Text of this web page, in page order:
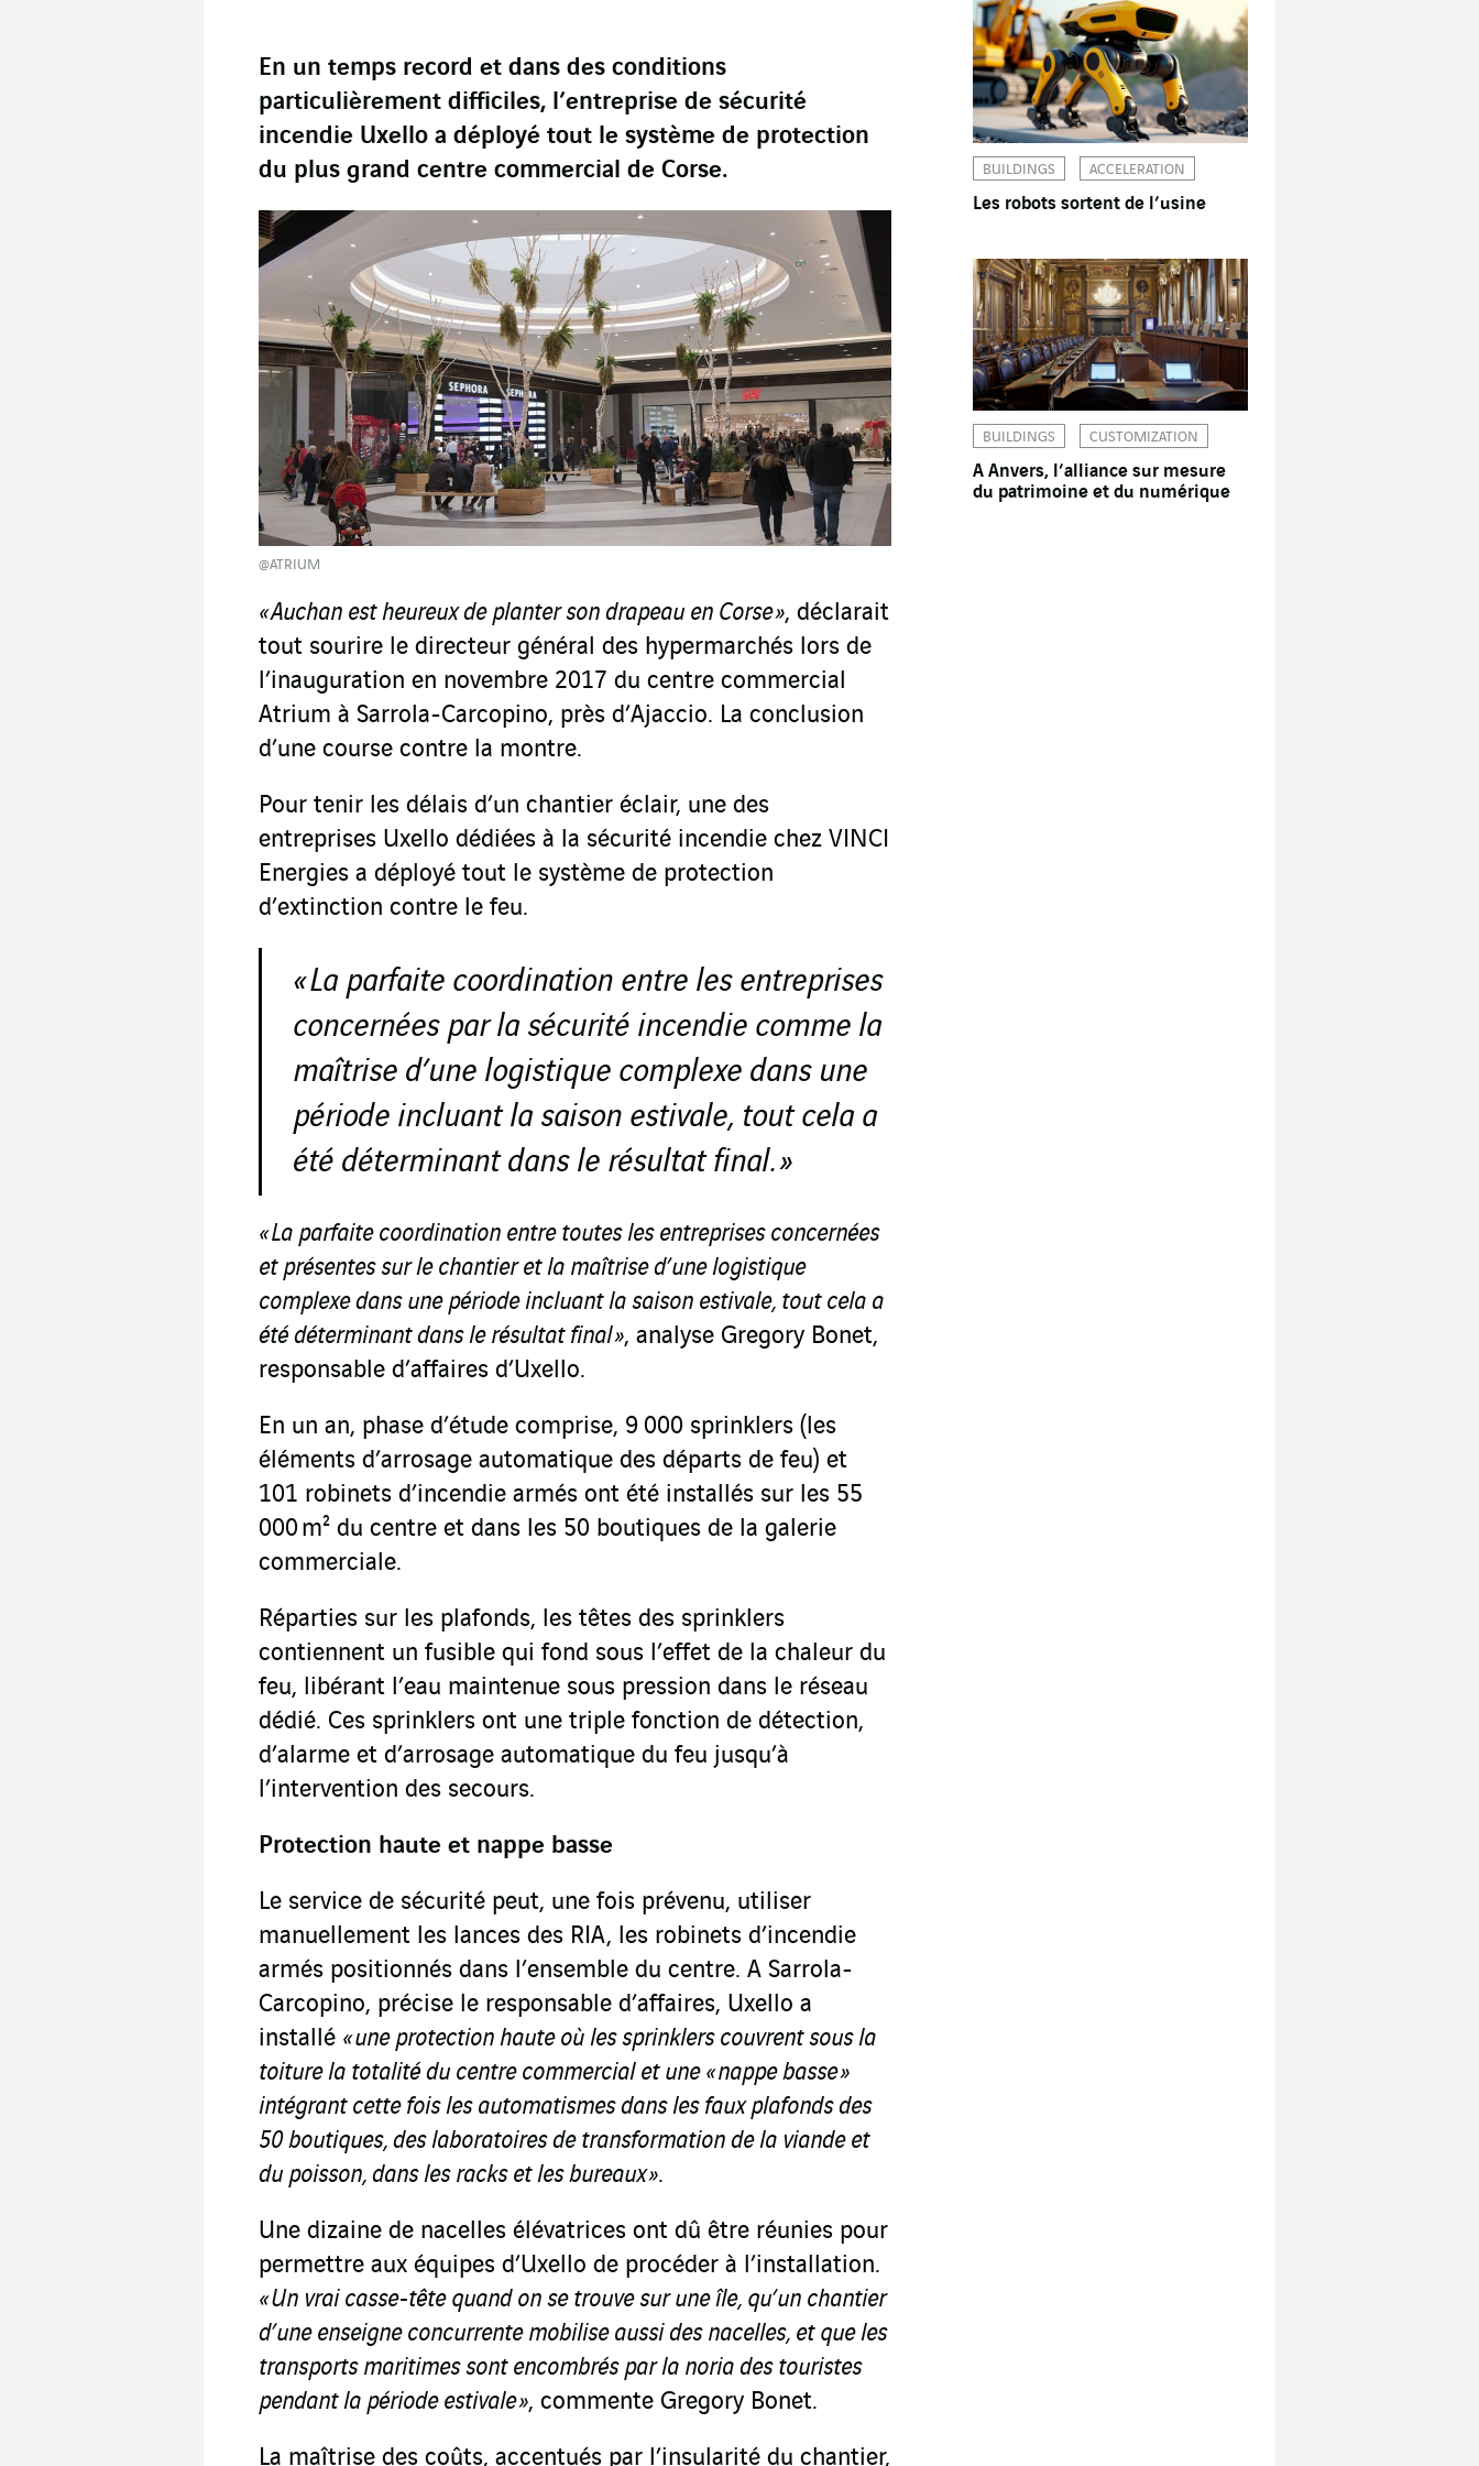
En un temps record et dans des conditions
particulièrement difficiles, l’entreprise de sécurité
incendie Uxello a déployé tout le système de protection
du plus grand centre commercial de Corse.
@ATRIUM
« Auchan est heureux de planter son drapeau en Corse », déclarait
tout sourire le directeur général des hypermarchés lors de
l’inauguration en novembre 2017 du centre commercial
Atrium à Sarrola-Carcopino, près d’Ajaccio. La conclusion
d’une course contre la montre.
Pour tenir les délais d’un chantier éclair, une des
entreprises Uxello dédiées à la sécurité incendie chez VINCI
Energies a déployé tout le système de protection
d’extinction contre le feu.
« La parfaite coordination entre les entreprises
concernées par la sécurité incendie comme la
maîtrise d’une logistique complexe dans une
période incluant la saison estivale, tout cela a
été déterminant dans le résultat final. »
« La parfaite coordination entre toutes les entreprises concernées
et présentes sur le chantier et la maîtrise d’une logistique
complexe dans une période incluant la saison estivale, tout cela a
été déterminant dans le résultat final », analyse Gregory Bonet,
responsable d’affaires d’Uxello.
En un an, phase d’étude comprise, 9 000 sprinklers (les
éléments d’arrosage automatique des départs de feu) et
101 robinets d’incendie armés ont été installés sur les 55
000 m² du centre et dans les 50 boutiques de la galerie
commerciale.
Réparties sur les plafonds, les têtes des sprinklers
contiennent un fusible qui fond sous l’effet de la chaleur du
feu, libérant l’eau maintenue sous pression dans le réseau
dédié. Ces sprinklers ont une triple fonction de détection,
d’alarme et d’arrosage automatique du feu jusqu’à
l’intervention des secours.
Protection haute et nappe basse
Le service de sécurité peut, une fois prévenu, utiliser
manuellement les lances des RIA, les robinets d’incendie
armés positionnés dans l’ensemble du centre. A Sarrola-
Carcopino, précise le responsable d’affaires, Uxello a
installé « une protection haute où les sprinklers couvrent sous la
toiture la totalité du centre commercial et une « nappe basse »
intégrant cette fois les automatismes dans les faux plafonds des
50 boutiques, des laboratoires de transformation de la viande et
du poisson, dans les racks et les bureaux ».
Une dizaine de nacelles élévatrices ont dû être réunies pour
permettre aux équipes d’Uxello de procéder à l’installation.
« Un vrai casse-tête quand on se trouve sur une île, qu’un chantier
d’une enseigne concurrente mobilise aussi des nacelles, et que les
transports maritimes sont encombrés par la noria des touristes
pendant la période estivale », commente Gregory Bonet.
La maîtrise des coûts, accentués par l’insularité du chantier,
BUILDINGS ACCELERATION
Les robots sortent de l’usine
BUILDINGS CUSTOMIZATION
A Anvers, l’alliance sur mesure
du patrimoine et du numérique